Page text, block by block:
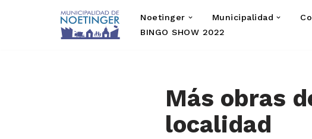
Noetinger Municipalidad
BINGO SHOW 2022
Más obras
localidad